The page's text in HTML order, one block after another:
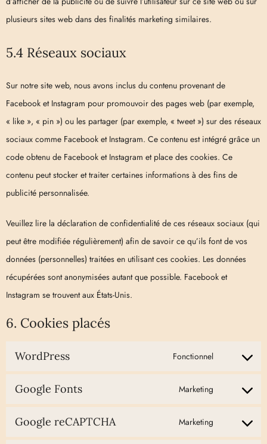
plusieurs sites web dans des finalités marketing similaires.
5.4 Réseaux sociaux
Sur notre site web, nous avons inclus du contenu provenant de
Facebook et Instagram pour promouvoir des pages web (par exemple,
« like », « pin ») ou les partager (par exemple, « tweet ») sur des réseaux
sociaux comme Facebook et Instagram. Ce contenu est intégré grâce un
code obtenu de Facebook et Instagram et place des cookies. Ce
contenu peut stocker et traiter certaines informations à des fins de
publicité personnalisée.
Veuillez lire la déclaration de confidentialité de ces réseaux sociaux (qui
peut être modifiée régulièrement) afin de savoir ce qu’ils font de vos
données (personnelles) traitées en utilisant ces cookies. Les données
récupérées sont anonymisées autant que possible. Facebook et
Instagram se trouvent aux États-Unis.
6. Cookies placés
WordPress Fonctionnel
Google Fonts Marketing
Google reCAPTCHA Marketing